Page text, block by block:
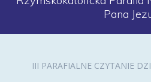
Pana
III PARAFIALNE CZYTANIE